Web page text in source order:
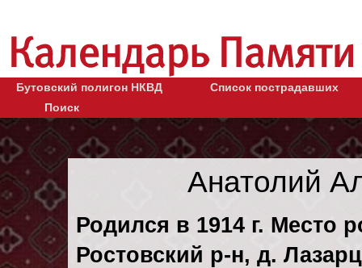
Бутовский полигон НКВД
Список пострадавших
Поиск
Анатолий
Родился в 1914 г. Место
Ростовский р-н, д.